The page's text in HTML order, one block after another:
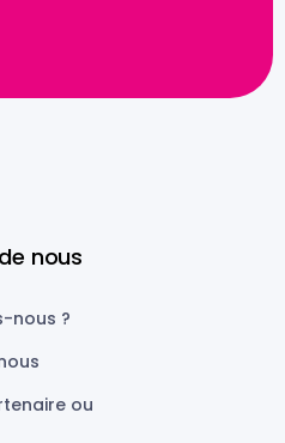
nous
nous ?
ou